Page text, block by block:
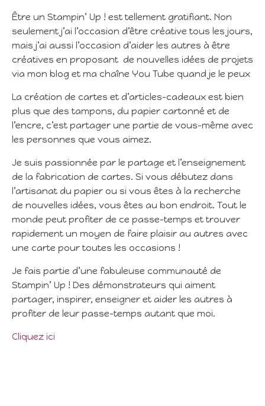
Être un Stampin’ Up ! est tellement gratifiant. Non
seulement j’ai l’occasion d’être créative tous les jours,
mais j’ai aussi l’occasion d’aider les autres à être
créatives en proposant de nouvelles idées de projets
via mon blog et ma chaîne You Tube quand je le peux
La création de cartes et d’articles-cadeaux est bien
plus que des tampons, du papier cartonné et de
l’encre, c’est partager une partie de vous-même avec
les personnes que vous aimez.
Je suis passionnée par le partage et l’enseignement
de la fabrication de cartes. Si vous débutez dans
l’artisanat du papier ou si vous êtes à la recherche
de nouvelles idées, vous êtes au bon endroit. Tout le
monde peut profiter de ce passe-temps et trouver
rapidement un moyen de faire plaisir au autres avec
une carte pour toutes les occasions !
Je fais partie d’une fabuleuse communauté de
Stampin’ Up ! Des démonstrateurs qui aiment
partager, inspirer, enseigner et aider les autres à
profiter de leur passe-temps autant que moi.
Cliquez ici